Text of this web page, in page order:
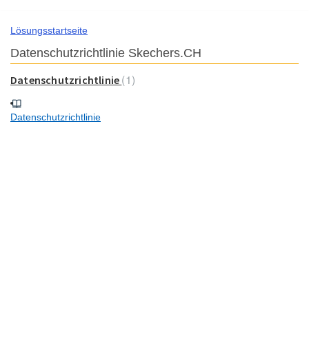
Lösungsstartseite
Datenschutzrichtlinie Skechers.CH
Datenschutzrichtlinie 1
Datenschutzrichtlinie